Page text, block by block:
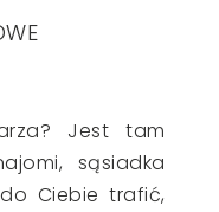
Jest tam
sąsiadka
Ciebie trafić,